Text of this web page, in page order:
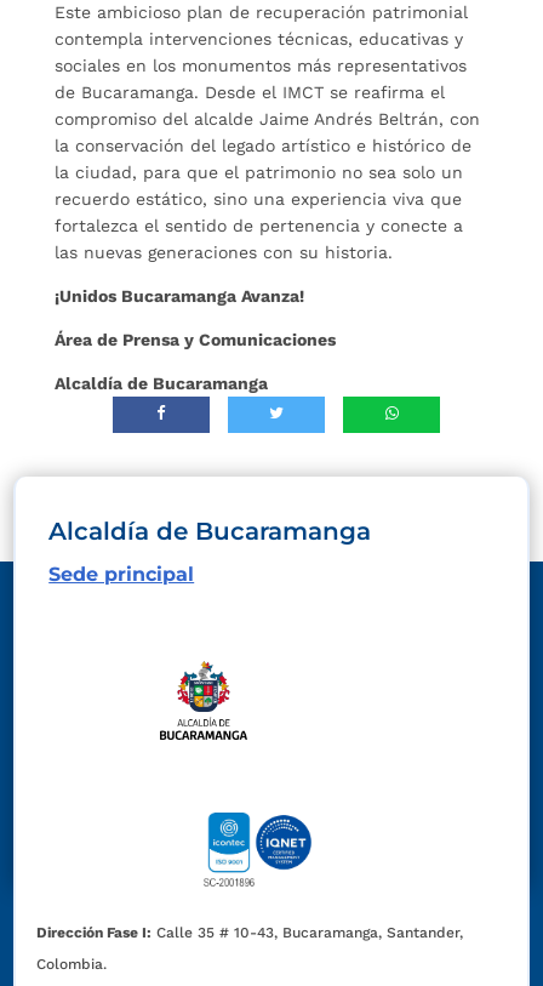
Este ambicioso plan de recuperación patrimonial
contempla intervenciones técnicas, educativas y
sociales en los monumentos más representativos
de Bucaramanga. Desde el IMCT se reafirma el
compromiso del alcalde Jaime Andrés Beltrán, con
la conservación del legado artístico e histórico de
la ciudad, para que el patrimonio no sea solo un
recuerdo estático, sino una experiencia viva que
fortalezca el sentido de pertenencia y conecte a
las nuevas generaciones con su historia.
¡Unidos Bucaramanga Avanza!
Área de Prensa y Comunicaciones
Alcaldía de Bucaramanga
Alcaldía de Bucaramanga
Sede principal
Dirección Fase I: Calle 35 # 10-43, Bucaramanga, Santander,
Colombia.